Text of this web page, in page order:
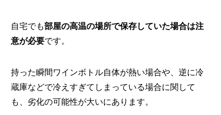
自宅でも部屋の高温の場所で保存していた場合は注
意が必要です。
持った瞬間ワインボトル自体が熱い場合や、逆に冷
蔵庫などで冷えすぎてしまっている場合に関して
も、劣化の可能性が大いにあります。